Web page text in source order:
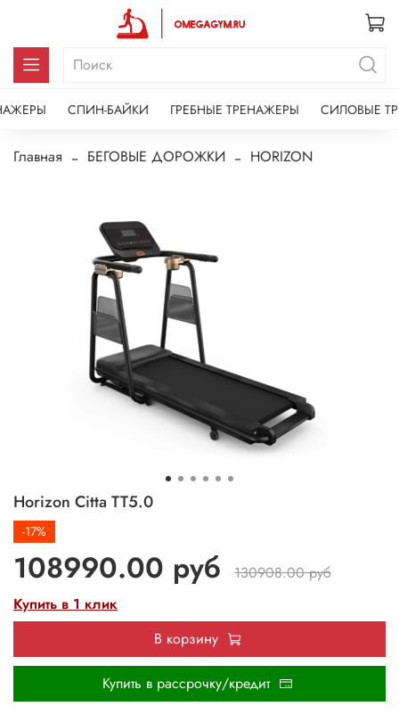
СПИН-БАЙКИ ГРЕБНЫЕ ТРЕНАЖЕРЫ СИЛОВЫЕ
Главная БЕГОВЫЕ ДОРОЖКИ HORIZON
Horizon Citta TT5.0
-17%
108990.00 руб
130908.00 руб
Купить в 1 клик
В корзину
Купить в рассрочку/кредит